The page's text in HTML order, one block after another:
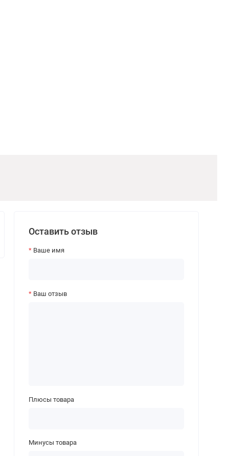
Оставить отзыв
Ваше имя
Ваш отзыв
Плюсы товара
Минусы товара